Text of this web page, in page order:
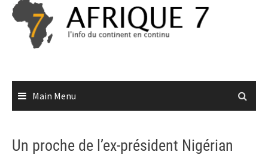
Skip
content
Main Menu
Un proche de l’ex-président Nigérian